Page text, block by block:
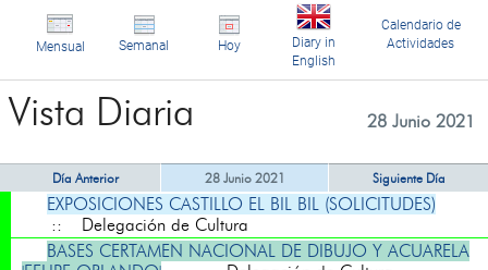
Mensual Semanal Hoy
Diary in
English
Calendario de
Actividades
Vista Diaria 28 Junio 2021
Día Anterior 28 Junio 2021 Siguiente Día
EXPOSICIONES CASTILLO EL BIL BIL (SOLICITUDES)
:: Delegación de Cultura
BASES CERTAMEN NACIONAL DE DIBUJO Y ACUARELA